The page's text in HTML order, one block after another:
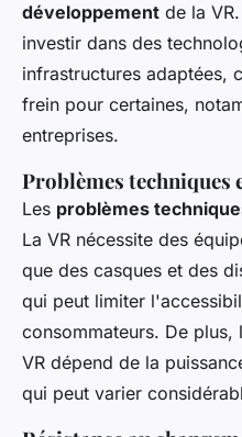
développement de la
investir dans des
infrastructures adaptées,
frein pour certaines,
entreprises.
Problèmes techniques
Les problèmes
La VR nécessite des
que des casques et des
qui peut limiter
consommateurs. De
VR dépend de la
qui peut varier